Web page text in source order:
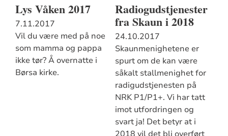
Lys Våken 2017
7.11.2017
Vil du være med på noe
som mamma og pappa
ikke tør? Å overnatte i
Børsa kirke.
Radiogudstjenester
fra Skaun i 2018
24.10.2017
Skaunmenighetene er
spurt om de kan være
såkalt stallmenighet for
radigudstjenesten på
NRK P1/P1+. Vi har tatt
imot utfordringen og
svart ja! Det betyr at i